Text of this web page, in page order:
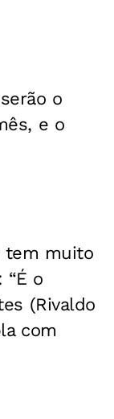
o
e o
tem muito
o
(Rivaldo
com